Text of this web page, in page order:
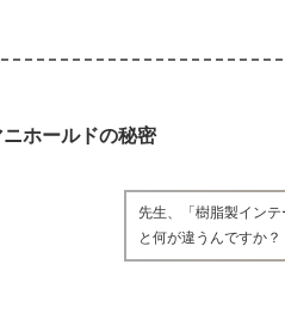
ホールドの秘密
先生、「樹脂製イン
と何が違うんですか？